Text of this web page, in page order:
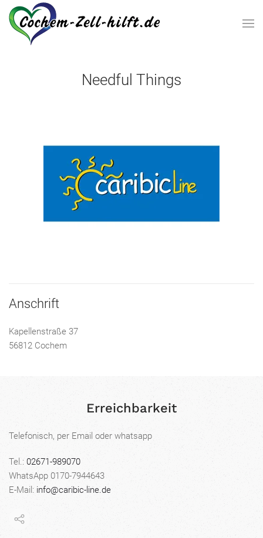
Zum Hauptinhalt springen
Needful Things
Anschrift
Kapellenstraße 37
56812 Cochem
Erreichbarkeit
Telefonisch, per Email oder whatsapp
Tel.: 02671-989070
WhatsApp 0170-7944643
E-Mail: info@caribic-line.de